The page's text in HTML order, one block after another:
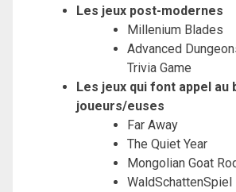
Les jeux post-modernes
Millenium Blades
Advanced
Trivia Game
Les jeux qui font appel au
joueurs/euses
Far Away
The Quiet Year
Mongolian Goat
WaldSchattenSpiel